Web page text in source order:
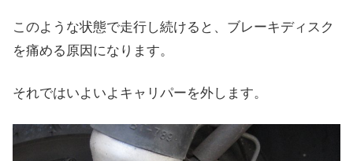
このような状態で走行し続けると、ブレーキディスク
を痛める原因になります。
それではいよいよキャリパーを外します。